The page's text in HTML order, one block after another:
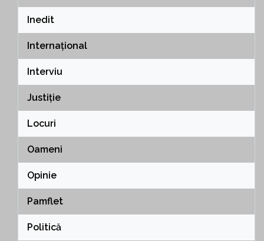
Inedit
Internațional
Interviu
Justiție
Locuri
Oameni
Opinie
Pamflet
Politică